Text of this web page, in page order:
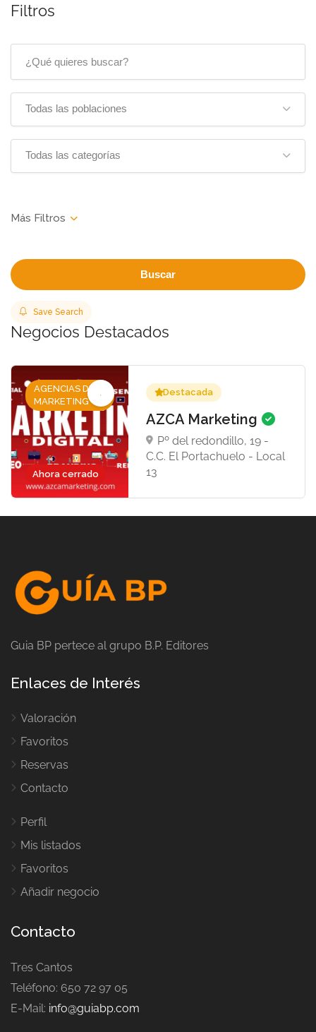
Filtros
Todas las poblaciones
Todas las categorías
Buscar
Save Search
Negocios Destacados
Ahora cerrado
AGENCIAS DE
MARKETING
Destacada
AZCA Marketing
Pº del redondillo, 19 -
C.C. El Portachuelo - Local
13
Guia BP pertece al grupo B.P. Editores
Enlaces de Interés
Valoración
Favoritos
Reservas
Contacto
Perfil
Mis listados
Favoritos
Añadir negocio
Contacto
Tres Cantos
Teléfono: 650 72 97 05
E-Mail: info@guiabp.com